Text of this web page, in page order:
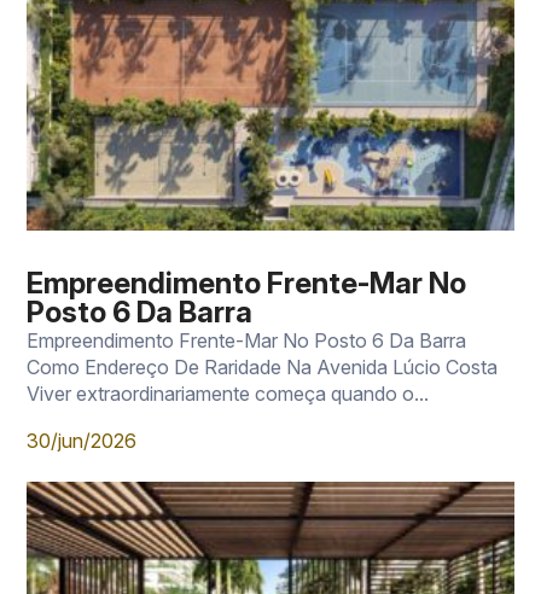
Empreendimento Frente-Mar No
Posto 6 Da Barra
Empreendimento Frente-Mar No Posto 6 Da Barra
Como Endereço De Raridade Na Avenida Lúcio Costa
Viver extraordinariamente começa quando o...
30/jun/2026